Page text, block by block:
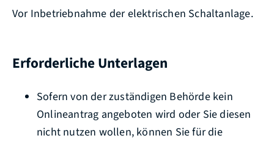
Vor Inbetriebnahme der elektrischen Schaltanlage.
Erforderliche Unterlagen
Sofern von der zuständigen Behörde kein
Onlineantrag angeboten wird oder Sie diesen
nicht nutzen wollen, können Sie für die